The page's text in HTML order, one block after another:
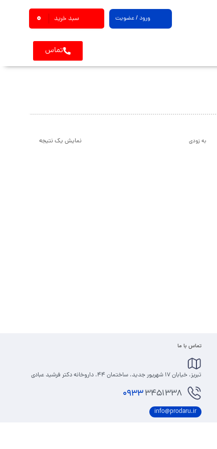
ورود / عضویت سبد خرید 0
تماس
نمایش یک نتیجه به زودی
تماس با ما
تبریز، خیابان 17 شهریور جدید، ساختمان 44، داروخانه دکتر فرشید عبادی
09333451338
info@prodaru.ir